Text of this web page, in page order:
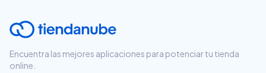
Encuentra las mejores aplicaciones para potenciar tu tienda
online.